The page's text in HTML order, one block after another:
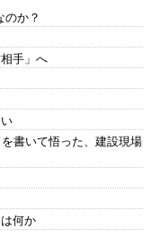
のか？
手」へ
書いて悟った、建設現場
何か